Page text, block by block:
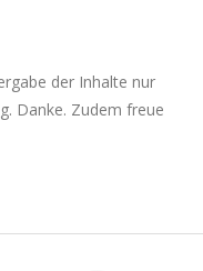
der Inhalte nur
Danke. Zudem freue